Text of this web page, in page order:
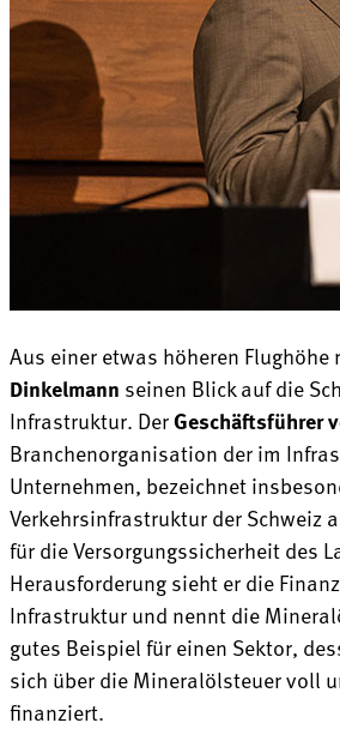
Aus einer etwas höheren Flughöhe
Dinkelmann seinen Blick auf die
Infrastruktur. DerGeschäftsführer
Branchenorganisation der im
Unternehmen, bezeichnet
Verkehrsinfrastruktur der Schweiz
für die Versorgungssicherheit des
Herausforderung sieht er die
Infrastruktur und nennt die
gutes Beispiel für einen Sektor,
sich über die Mineralölsteuer voll
finanziert.